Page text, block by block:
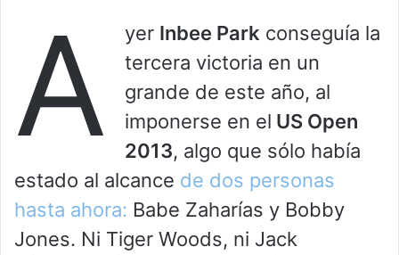
A yer Inbee Park conseguía la
tercera victoria en un
grande de este año, al
imponerse en el US Open
2013, algo que sólo había
estado al alcance de dos personas
hasta ahora: Babe Zaharías y Bobby
Jones. Ni Tiger Woods, ni Jack